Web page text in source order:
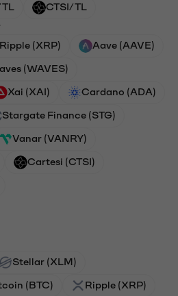
CTSI/TL
Ripple (XRP) Aave (AAVE)
(WAVES)
Xai (XAI) Cardano (ADA)
Stargate Finance (STG)
Vanar (VANRY)
Cartesi (CTSI)
Stellar (XLM)
(BTC) Ripple (XRP)